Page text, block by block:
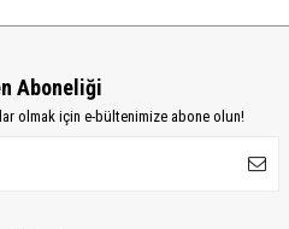
Aboneliği
olmak için e-bültenimize abone olun!